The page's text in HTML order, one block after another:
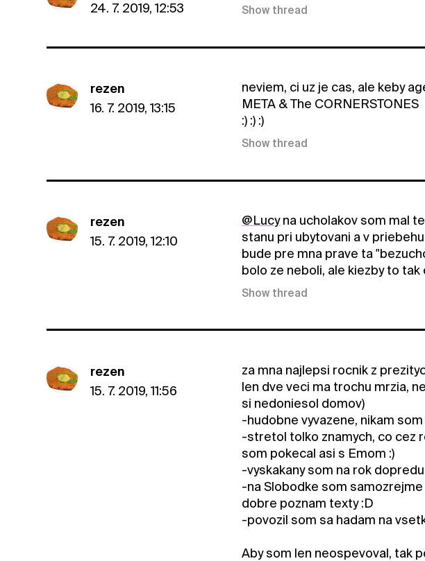
24. 7. 2019, 12:53
Show thread
rezen
16. 7. 2019, 13:15
neviem, ci uz je cas, ale keby
META & The CORNERSTONES
:) :) :)
Show thread
rezen
15. 7. 2019, 12:10
@Lucyna ucholakov som mal
stanu pri ubytovani a v
bude pre mna prave ta
bolo ze neboli, ale kiezby to tak
Show thread
rezen
15. 7. 2019, 11:56
za mna najlepsi rocnik z
len dve veci ma trochu mrzia,
si nedoniesol domov)
-hudobne vyvazene, nikam
-stretol tolko znamych, co cez
som pokecal asi s Emom :)
-vyskakany som na rok
-na Slobodke som
dobre poznam texty :D
-povozil som sa hadam na
Aby som len neospevoval, tak